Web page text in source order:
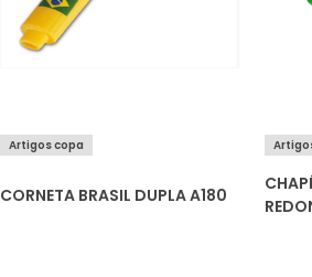
Artigos copa
CORNETA BRASIL DUPLA A180